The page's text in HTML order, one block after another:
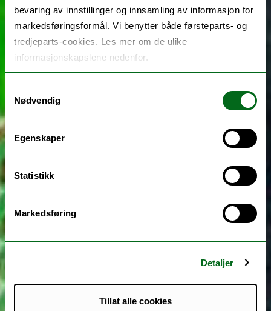
bevaring av innstillinger og innsamling av informasjon for
markedsføringsformål. Vi benytter både førsteparts- og
tredjeparts-cookies. Les mer om de ulike
informasjonskapslene nedenfor.
Nødvendig
Egenskaper
Statistikk
Markedsføring
Detaljer
Tillat alle cookies